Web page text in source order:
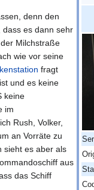
denn den
dass es dann sehr
Milchstraße
wie vor seine
fragt
und es keine
keine
im
Rush, Volker,
an Vorräte zu
sieht es aber als
aus
das Schiff